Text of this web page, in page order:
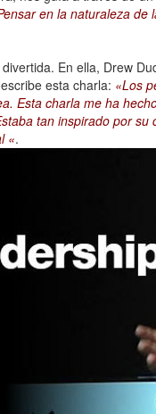
en la naturaleza de
En ella, Drew
esta charla: «Los
Esta charla me ha
tan inspirado por
«.